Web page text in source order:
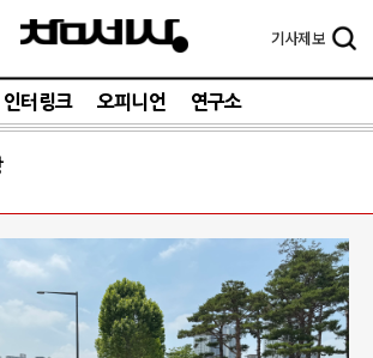
기사제보
인터링크 오피니언 연구소